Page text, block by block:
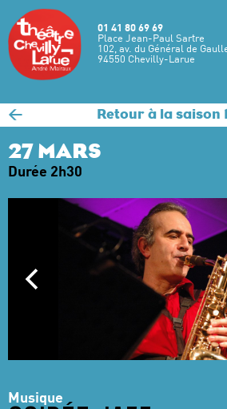
Aller au contenu principal
01 41 80 69 69
Place Jean-Paul Sartre
102, av. du Général de
94550 Chevilly-Larue
< Retour à la saison
27 MARS
Durée 2h30
Musique